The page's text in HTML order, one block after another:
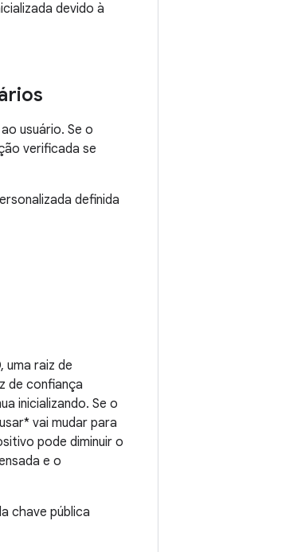
devido à
usuário. Se o
verificada se
definida
uma raiz de
de confiança
inicializando. Se o
vai mudar para
pode diminuir o
e o
chave pública